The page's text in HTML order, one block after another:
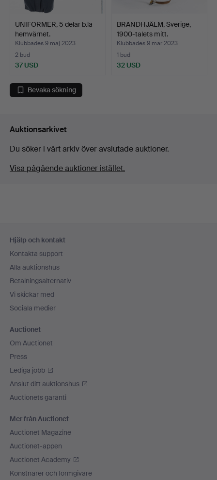
UNIFORMER, 5 delar b.la
hemvärnet.
Klubbades 9 maj 2023
2 bud
37 USD
BRANDHJÄLM, Sverige,
1900-talets mitt.
Klubbades 9 mar 2023
1 bud
32 USD
Bevaka sökning
Auktionsarkivet
Du söker i vårt arkiv över avslutade auktioner.
Visa pågående auktioner istället.
Hjälp och kontakt
Kontakta support
Alla auktionshus
Betalningsalternativ
Vi skickar med
Sociala medier
Auctionet
Om Auctionet
Press
Lediga jobb
Anslut ditt auktionshus
Auctionets garanti
Mer från Auctionet
Auctionet Magazine
Auctionet-appen
Auctionet Academy
Konstnärer och formgivare